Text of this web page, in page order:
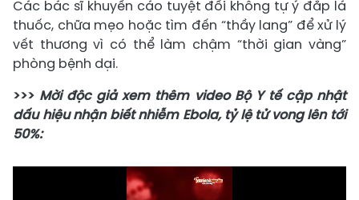
Các bác sĩ khuyến cáo tuyệt đối không tự ý đắp lá
thuốc, chữa mẹo hoặc tìm đến “thầy lang” để xử lý
vết thương vì có thể làm chậm “thời gian vàng”
phòng bệnh dại.
>>> Mời độc giả xem thêm video Bộ Y tế cập nhật
dấu hiệu nhận biết nhiễm Ebola, tỷ lệ tử vong lên tới
50%: